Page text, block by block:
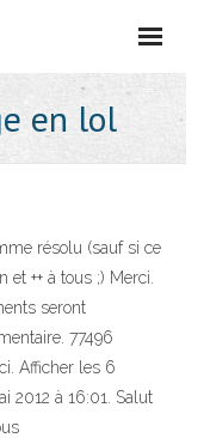
en lol
résolu (sauf si ce
++ à tous ;) Merci.
seront
77496
Afficher les 6
2012 à 16:01. Salut